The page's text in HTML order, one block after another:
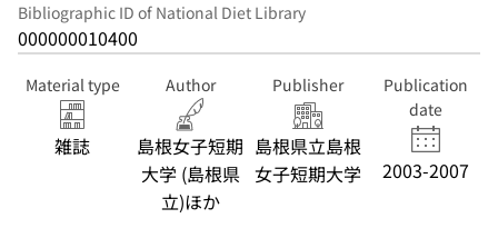
Bibliographic ID of National Diet Library
000000010400
Material type
雑誌
Author
島根女子短期
大学 (島根県
立)ほか
Publisher
島根県立島根
女子短期大学
Publication
date
2003-2007